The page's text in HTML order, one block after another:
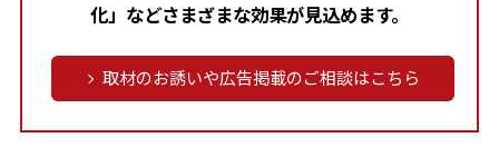
化」などさまざまな効果が見込めます。
取材のお誘いや広告掲載のご相談はこちら